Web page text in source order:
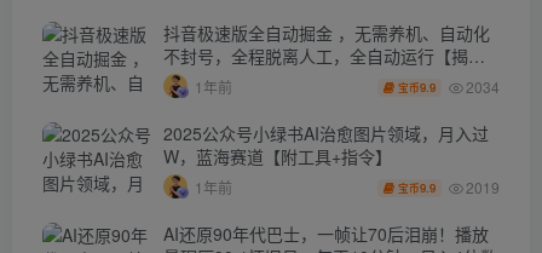
抖音极速版全自动掘金 ，无需养机、自动化
不封号，全程脱离人工，全自动运行【揭
秘】 1年前 宝币9.9 2034
2025公众号小绿书AI治愈图片领域，月入过
W，蓝海赛道【附工具+指令】
1年前 宝币9.9 2019
AI还原90年代巴士，一帧让70后泪崩！播放